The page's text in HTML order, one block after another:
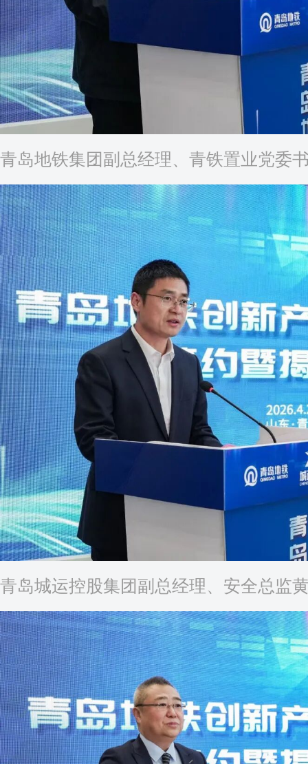
青岛地铁集团副总经理、青铁置业党委
青岛城运控股集团副总经理、安全总监